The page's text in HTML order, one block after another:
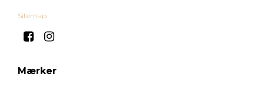
Sitemap
Mærker